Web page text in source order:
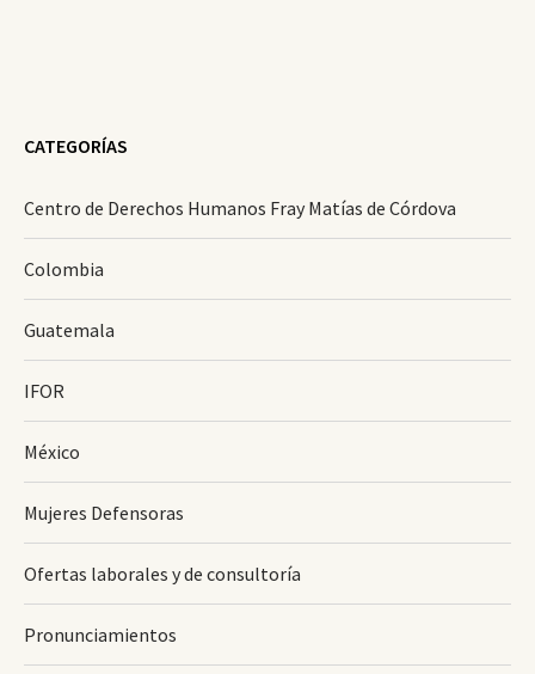
CATEGORÍAS
Centro de Derechos Humanos Fray Matías de Córdova
Colombia
Guatemala
IFOR
México
Mujeres Defensoras
Ofertas laborales y de consultoría
Pronunciamientos